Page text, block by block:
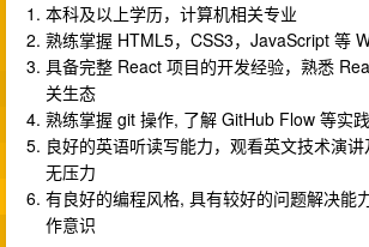
本科及以上学历，计算机相关专业
熟练掌握 HTML5，CSS3，JavaScript 等
具备完整 React 项目的开发经验，熟悉
关生态
熟练掌握 git 操作, 了解 GitHub Flow 等实践
良好的英语听读写能力，观看英文技术演
无压力
有良好的编程风格, 具有较好的问题解决能
作意识